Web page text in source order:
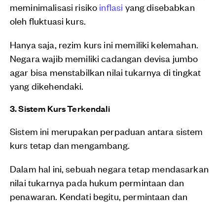
meminimalisasi risiko inflasi yang disebabkan
oleh fluktuasi kurs.
Hanya saja, rezim kurs ini memiliki kelemahan.
Negara wajib memiliki cadangan devisa jumbo
agar bisa menstabilkan nilai tukarnya di tingkat
yang dikehendaki.
3. Sistem Kurs Terkendali
Sistem ini merupakan perpaduan antara sistem
kurs tetap dan mengambang.
Dalam hal ini, sebuah negara tetap mendasarkan
nilai tukarnya pada hukum permintaan dan
penawaran. Kendati begitu, permintaan dan